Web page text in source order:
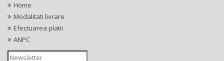
Home
Modalitati livrare
Efectuarea platii
ANPC